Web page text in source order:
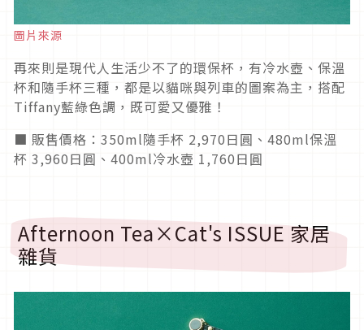
圖片來源
再來則是現代人生活少不了的環保杯，有冷水壺、保溫
杯和隨手杯三種，都是以貓咪與列車的圖案為主，搭配
Tiffany藍綠色調，既可愛又優雅！
■ 販售價格：350ml隨手杯 2,970日圓、480ml保溫
杯 3,960日圓、400ml冷水壺 1,760日圓
Afternoon Tea×Cat's ISSUE 家居
雜貨